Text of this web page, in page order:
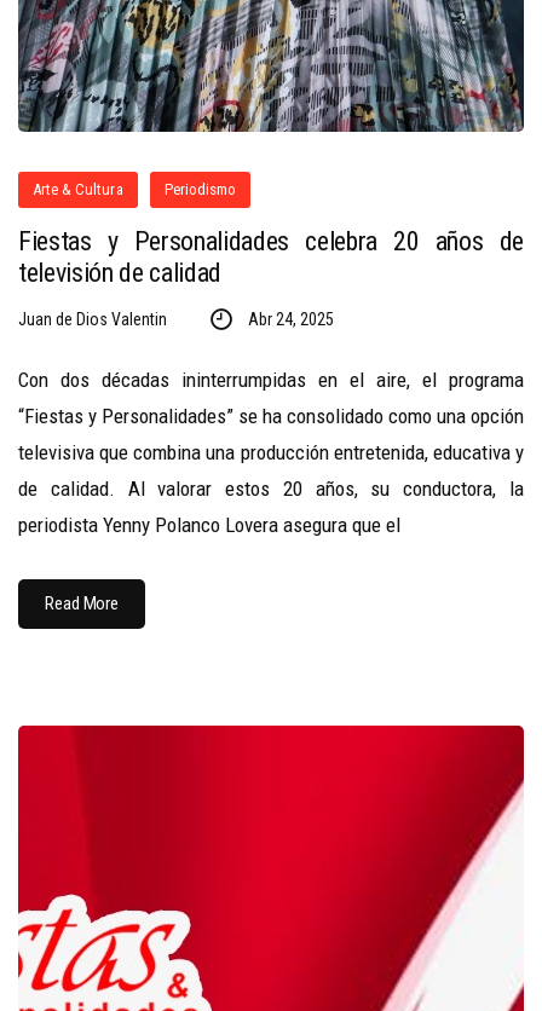
Arte & Cultura Periodismo
Fiestas y Personalidades celebra 20 años de
televisión de calidad
Juan de Dios Valentin Abr 24, 2025
Con dos décadas ininterrumpidas en el aire, el programa
“Fiestas y Personalidades” se ha consolidado como una opción
televisiva que combina una producción entretenida, educativa y
de calidad. Al valorar estos 20 años, su conductora, la
periodista Yenny Polanco Lovera asegura que el
Read More